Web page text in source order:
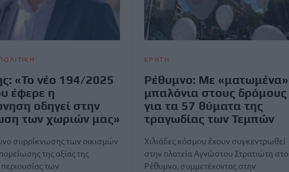
«Το νέο 194/2025
έφερε η
οδηγεί στην
των χωριών μας»
συρρίκνωσης των οικισμών
της αξίας της
περιουσίας των
ΚΡΗΤΗ
Ρέθυμνο: Με «ματωμένα»
μπαλόνια στους δρόμους
για τα 57 θύματα της
τραγωδίας των Τεμπών
Χιλιάδες κόσμου έχουν συγκεντρωθεί
στην πλατεία Αγνώστου Στρατιώτη στο
Ρέθυμνο, συμμετέχοντας στην